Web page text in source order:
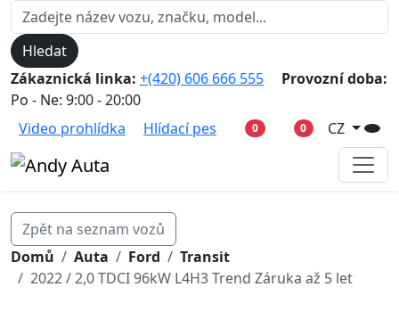
Hledat
Zákaznická linka: +(420) 606 666 555
Provozní doba:
Po - Ne: 9:00 - 20:00
Video prohlídka
Hlídací pes 0 0 CZ
Zpět na seznam vozů
Domů
Auta Ford
Transit
2022 / 2,0 TDCI 96kW L4H3 Trend Záruka až 5 let